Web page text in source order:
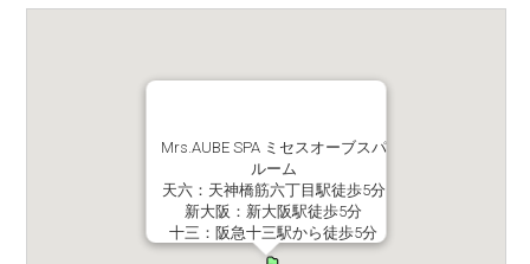
Mrs.AUBE SPA ミセスオーブスパ
ルーム
天六：天神橋筋六丁目駅徒歩5分
新大阪：新大阪駅徒歩5分
十三：阪急十三駅から徒歩5分
本町：各線本町駅から徒歩3分